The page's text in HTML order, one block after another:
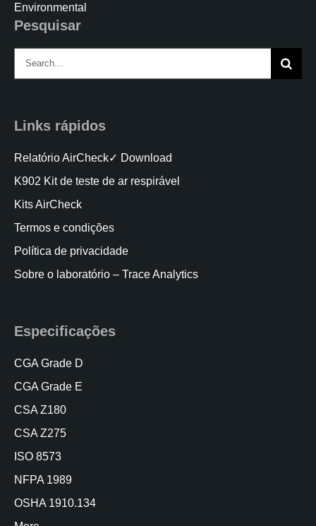
Environmental
Pesquisar
Search
for:
Links rápidos
Relatório AirCheck✓ Download
K902 Kit de teste de ar respirável
Kits AirCheck
Termos e condições
Política de privacidade
Sobre o laboratório – Trace Analytics
Especificações
CGA Grade D
CGA Grade E
CSA Z180
CSA Z275
ISO 8573
NFPA 1989
OSHA 1910.134